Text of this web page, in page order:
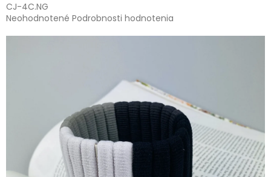
CJ-4C.NG
Priemerné
Neohodnotené Podrobnosti hodnotenia